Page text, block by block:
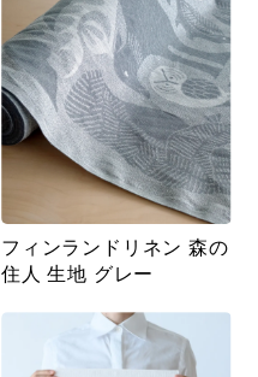
フィンランドリネン 森の
住人 生地 グレー